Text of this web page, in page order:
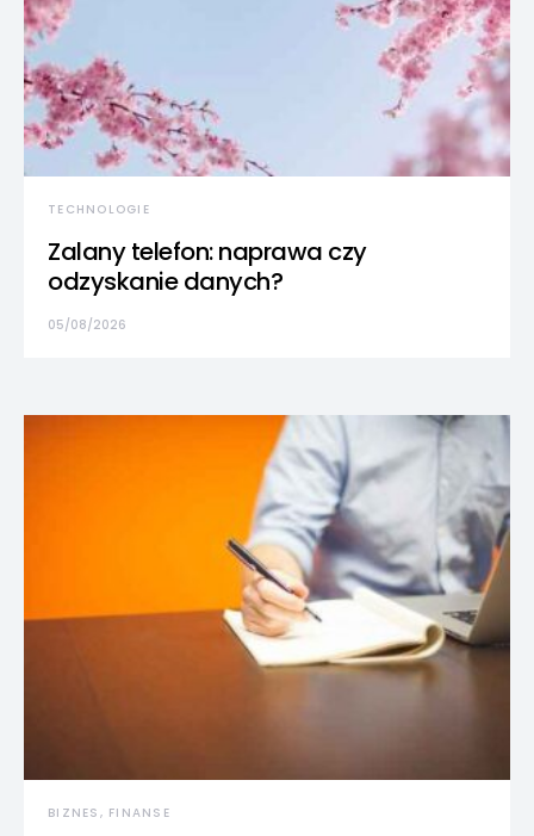
TECHNOLOGIE
Zalany telefon: naprawa czy
odzyskanie danych?
05/08/2026
BIZNES, FINANSE